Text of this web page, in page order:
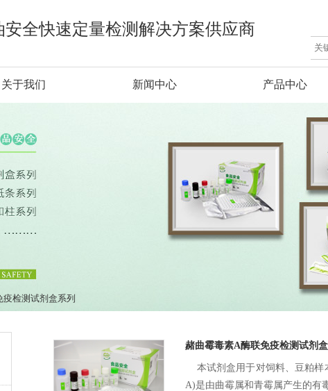
安全快速定量检测解决方案供应商
关于我们 新闻中心 产品中心
疫检测试剂盒系列
赭曲霉毒素A酶联免疫检测试剂盒
本试剂盒用于对饲料、豆粕样
A)是由曲霉属和青霉属产生的有